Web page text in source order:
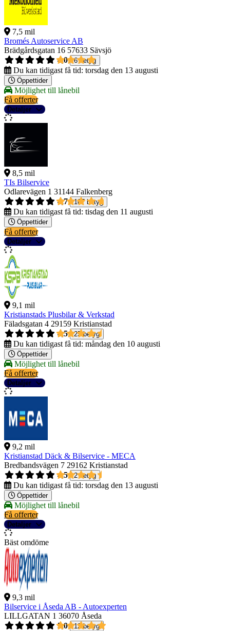
7,5 mil
Bromés Autoservice AB
Brädgårdsgatan 16 57633 Sävsjö
4,0
6 betyg
Du kan tidigast få tid: torsdag den 13 augusti
Öppettider
Möjlighet till lånebil
Få offerter
Detaljer
8,5 mil
TIs Bilservice
Odlarevägen 1 31144 Falkenberg
4,7
107 betyg
Du kan tidigast få tid: tisdag den 11 augusti
Öppettider
Få offerter
Detaljer
9,1 mil
Kristianstads Plusbilar & Verkstad
Fäladsgatan 4 29159 Kristianstad
4,5
25 betyg
Du kan tidigast få tid: måndag den 10 augusti
Öppettider
Möjlighet till lånebil
Få offerter
Detaljer
9,2 mil
Kristianstad Däck & Bilservice - MECA
Bredbandsvägen 7 29162 Kristianstad
4,5
2 betyg
Du kan tidigast få tid: torsdag den 13 augusti
Öppettider
Möjlighet till lånebil
Få offerter
Detaljer
Bäst omdöme
9,3 mil
Bilservice i Åseda AB - Autoexperten
LILLGATAN 1 36070 Åseda
5,0
12 betyg